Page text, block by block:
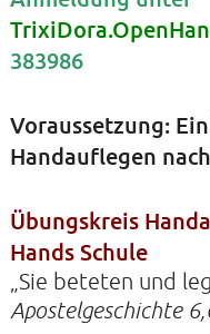
JUGENDLICHE
VORTRÄGE
ALLE TERMINE
KONTAKTE
SO KOMMEN SIE ZU
383986
Voraussetzung:
Handauflegen
Übungskreis
Hands Schule
„Sie beteten und
Apostelgeschichte